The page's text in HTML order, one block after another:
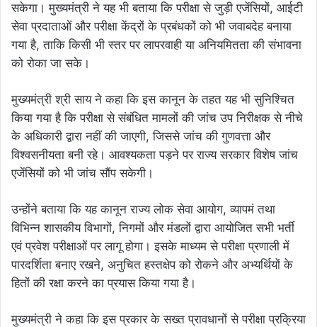
सकेगा। मुख्यमंत्री ने यह भी बताया कि परीक्षा से जुड़ी एजेंसियों, आईटी
सेवा प्रदाताओं और परीक्षा केंद्रों के प्रबंधकों को भी जवाबदेह बनाया
गया है, ताकि किसी भी स्तर पर लापरवाही या अनियमितता की संभावना
को रोका जा सके।
मुख्यमंत्री श्री साय ने कहा कि इस कानून के तहत यह भी सुनिश्चित
किया गया है कि परीक्षा से संबंधित मामलों की जांच उप निरीक्षक से नीचे
के अधिकारी द्वारा नहीं की जाएगी, जिससे जांच की गुणवत्ता और
विश्वसनीयता बनी रहे। आवश्यकता पड़ने पर राज्य सरकार विशेष जांच
एजेंसियों को भी जांच सौंप सकेगी।
उन्होंने बताया कि यह कानून राज्य लोक सेवा आयोग, व्यापमं तथा
विभिन्न शासकीय विभागों, निगमों और मंडलों द्वारा आयोजित सभी भर्ती
एवं प्रवेश परीक्षाओं पर लागू होगा। इसके माध्यम से परीक्षा प्रणाली में
पारदर्शिता बनाए रखने, अनुचित हस्तक्षेप को रोकने और अभ्यर्थियों के
हितों की रक्षा करने का प्रयास किया गया है।
मुख्यमंत्री ने कहा कि इस प्रकार के सख्त प्रावधानों से परीक्षा प्रक्रिया